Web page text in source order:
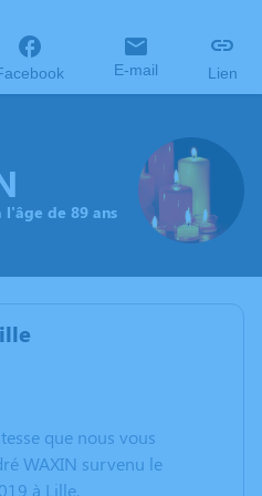
E-mail Lien
l'âge de 89 ans
que nous vous
WAXIN survenu le
à Lille.